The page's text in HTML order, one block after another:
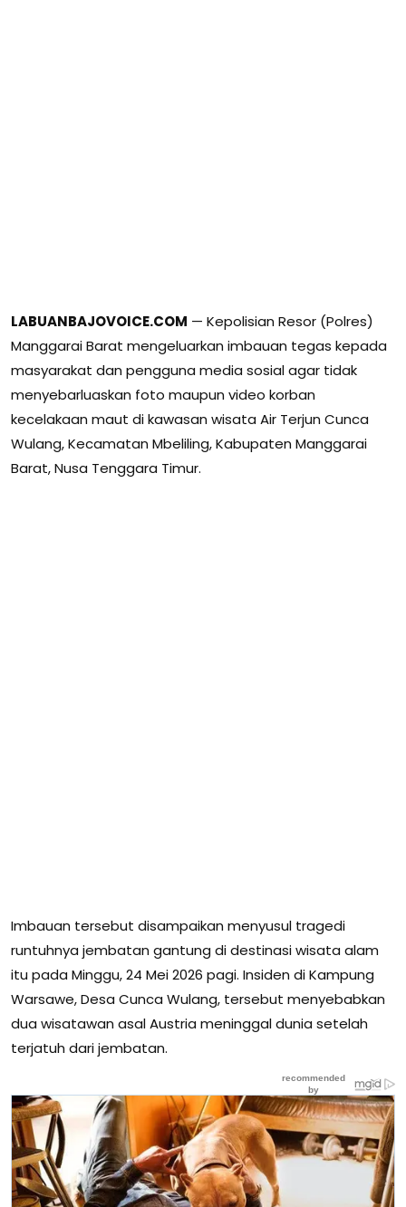
LABUANBAJOVOICE.COM — Kepolisian Resor (Polres)
Manggarai Barat mengeluarkan imbauan tegas kepada
masyarakat dan pengguna media sosial agar tidak
menyebarluaskan foto maupun video korban
kecelakaan maut di kawasan wisata Air Terjun Cunca
Wulang, Kecamatan Mbeliling, Kabupaten Manggarai
Barat, Nusa Tenggara Timur.
Imbauan tersebut disampaikan menyusul tragedi
runtuhnya jembatan gantung di destinasi wisata alam
itu pada Minggu, 24 Mei 2026 pagi. Insiden di Kampung
Warsawe, Desa Cunca Wulang, tersebut menyebabkan
dua wisatawan asal Austria meninggal dunia setelah
terjatuh dari jembatan.